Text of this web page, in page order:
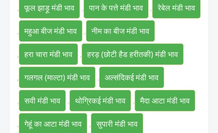
, फूल झाड़ू मंडी भाव , पान के पत्ते मंडी भाव , रेबेल मंडी भाव
, महुआ बीज मंडी भाव , नीम का बीज मंडी भाव
, हरा चारा मंडी भाव , हरड़ (छोटी हैड हरीतकी) मंडी भाव
, गलगल (माल्टा) मंडी भाव , अल्संदिकई मंडी भाव
, सवी मंडी भाव , थोग्रिकई मंडी भाव , मैदा आटा मंडी भाव
, गेहूं का आटा मंडी भाव , सुपारी मंडी भाव